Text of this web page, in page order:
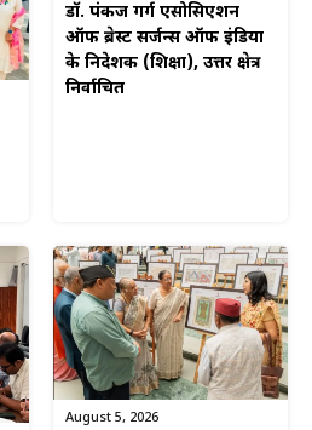
डॉ. पंकज गर्ग एसोसिएशन
ऑफ ब्रेस्ट सर्जन्स ऑफ इंडिया
के निदेशक (शिक्षा), उत्तर क्षेत्र
निर्वाचित
August 5, 2026